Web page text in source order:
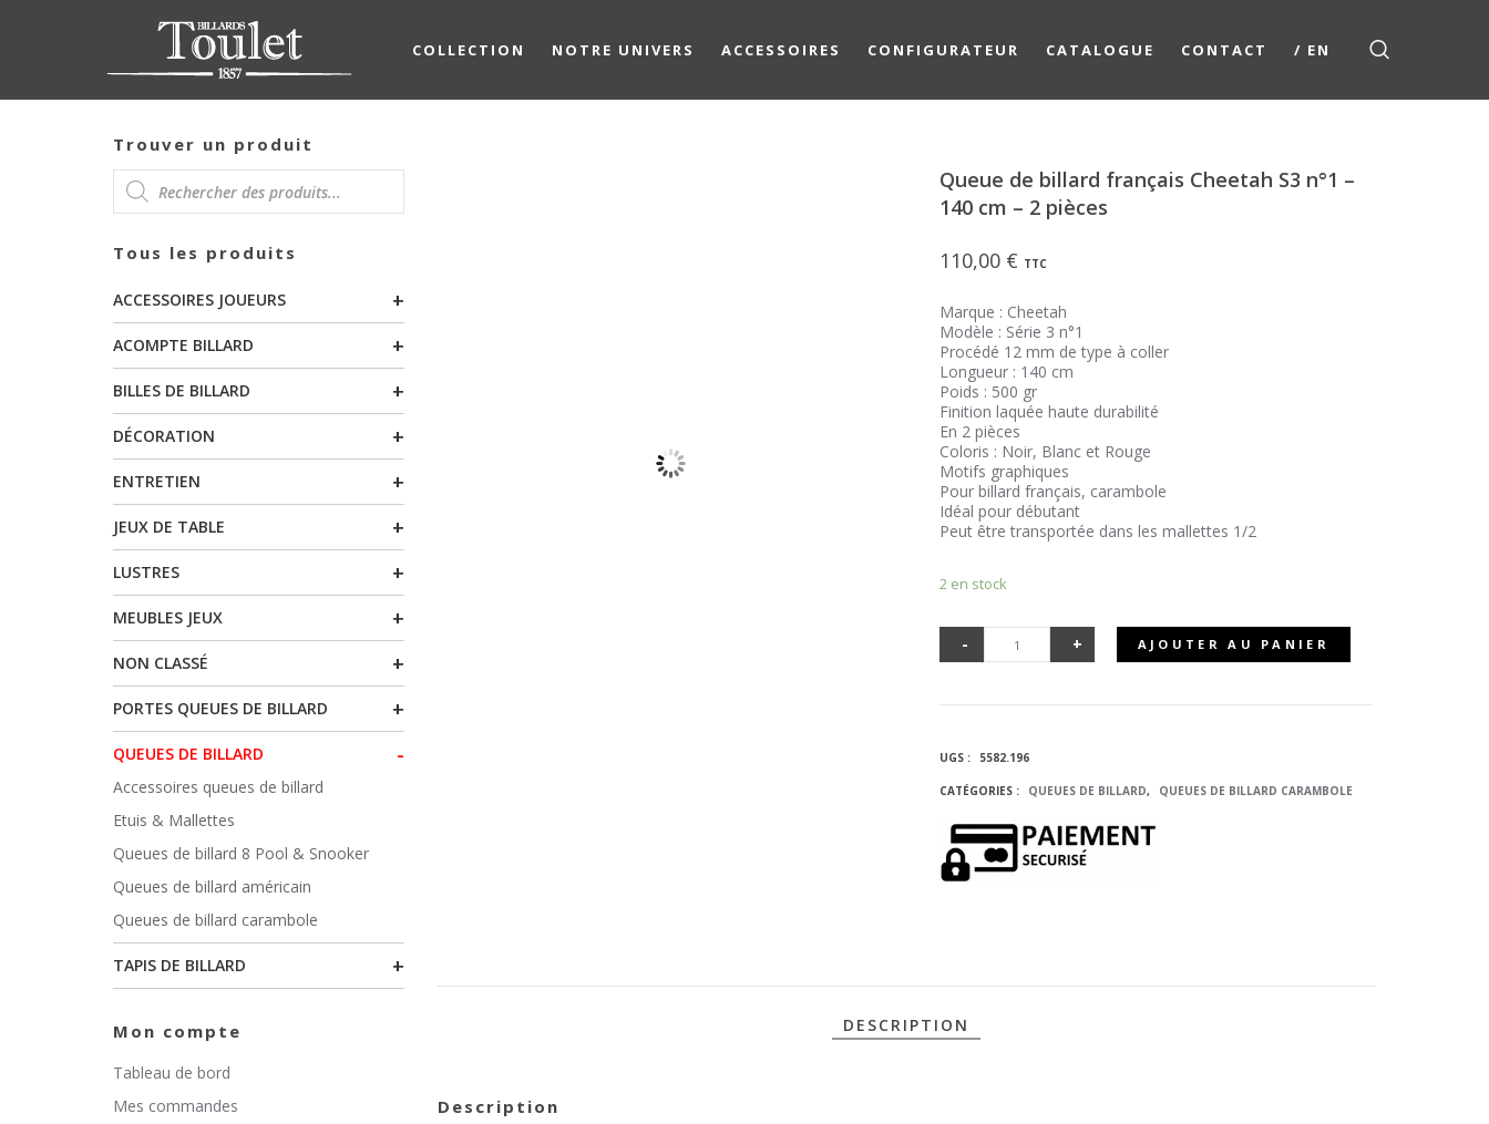
COLLECTION NOTRE UNIVERS ACCESSOIRES CONFIGURATEUR CATALOGUE CONTACT / EN
Trouver un produit
RECHERCHE
DE
PRODUITS
Tous les produits
ACCESSOIRES JOUEURS +
ACOMPTE BILLARD +
BILLES DE BILLARD +
DÉCORATION +
ENTRETIEN +
JEUX DE TABLE +
LUSTRES +
MEUBLES JEUX +
NON CLASSÉ +
PORTES QUEUES DE BILLARD +
QUEUES DE BILLARD -
Accessoires queues de billard
Etuis & Mallettes
Queues de billard 8 Pool & Snooker
Queues de billard américain
Queues de billard carambole
TAPIS DE BILLARD +
Mon compte
Tableau de bord
Mes commandes
Queue de billard français Cheetah S3 n°1 –
140 cm – 2 pièces
110,00 € TTC
Marque : Cheetah
Modèle : Série 3 n°1
Procédé 12 mm de type à coller
Longueur : 140 cm
Poids : 500 gr
Finition laquée haute durabilité
En 2 pièces
Coloris : Noir, Blanc et Rouge
Motifs graphiques
Pour billard français, carambole
Idéal pour débutant
Peut être transportée dans les mallettes 1/2
2 en stock
- QUANTITÉ
DE QUEUE
DE
FRANÇAIS
S3 N°1 -
+ AJOUTER AU PANIER
UGS : 5582.196
CATÉGORIES : QUEUES DE BILLARD, QUEUES DE BILLARD CARAMBOLE
DESCRIPTION
Description